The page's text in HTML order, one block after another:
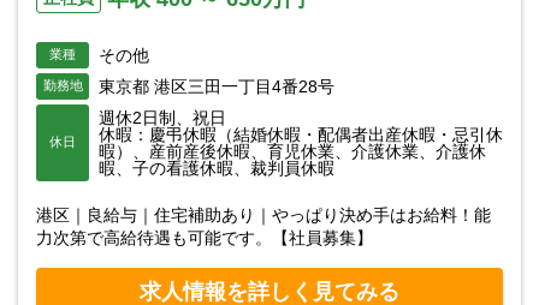
業種 その他
勤務地 東京都 港区三田一丁目4番28号
休日
週休2日制、祝日
休暇：慶弔休暇（結婚休暇・配偶者出産休暇・忌引休
暇）、産前産後休暇、育児休業、介護休業、介護休
暇、子の看護休暇、裁判員休暇
港区｜良給与｜住宅補助あり｜やっぱり決め手はお給料！能
力次第で高給待遇も可能です。【社員募集】
求人情報を詳しく見てみる